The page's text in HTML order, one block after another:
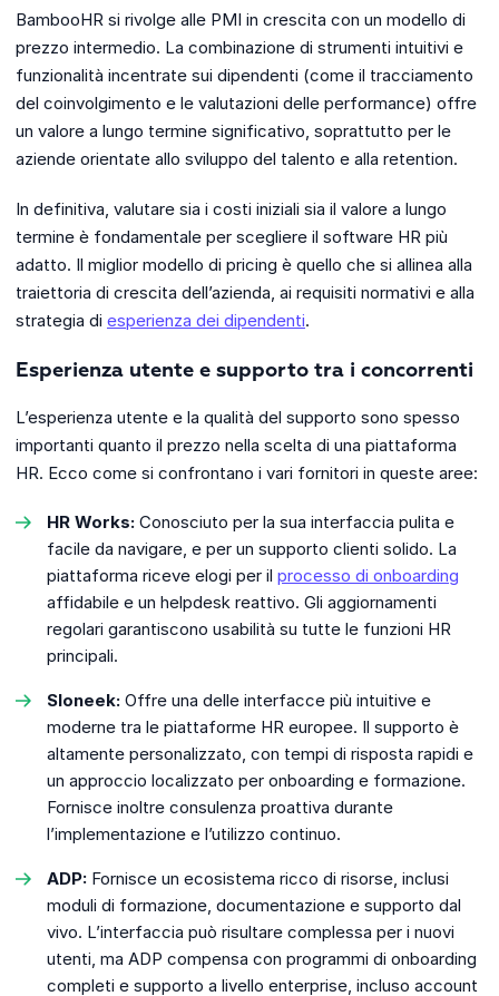
BambooHR si rivolge alle PMI in crescita con un modello di
prezzo intermedio. La combinazione di strumenti intuitivi e
funzionalità incentrate sui dipendenti (come il tracciamento
del coinvolgimento e le valutazioni delle performance) offre
un valore a lungo termine significativo, soprattutto per le
aziende orientate allo sviluppo del talento e alla retention.
In definitiva, valutare sia i costi iniziali sia il valore a lungo
termine è fondamentale per scegliere il software HR più
adatto. Il miglior modello di pricing è quello che si allinea alla
traiettoria di crescita dell’azienda, ai requisiti normativi e alla
strategia di esperienza dei dipendenti.
Esperienza utente e supporto tra i concorrenti
L’esperienza utente e la qualità del supporto sono spesso
importanti quanto il prezzo nella scelta di una piattaforma
HR. Ecco come si confrontano i vari fornitori in queste aree:
HR Works: Conosciuto per la sua interfaccia pulita e
facile da navigare, e per un supporto clienti solido. La
piattaforma riceve elogi per il processo di onboarding
affidabile e un helpdesk reattivo. Gli aggiornamenti
regolari garantiscono usabilità su tutte le funzioni HR
principali.
Sloneek: Offre una delle interfacce più intuitive e
moderne tra le piattaforme HR europee. Il supporto è
altamente personalizzato, con tempi di risposta rapidi e
un approccio localizzato per onboarding e formazione.
Fornisce inoltre consulenza proattiva durante
l’implementazione e l’utilizzo continuo.
ADP: Fornisce un ecosistema ricco di risorse, inclusi
moduli di formazione, documentazione e supporto dal
vivo. L’interfaccia può risultare complessa per i nuovi
utenti, ma ADP compensa con programmi di onboarding
completi e supporto a livello enterprise, incluso account